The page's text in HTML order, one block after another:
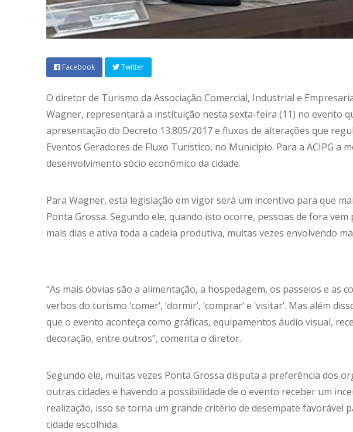
Facebook Twitter
O diretor de Turismo da Associação Comercial, Industrial e
Wagner, representará a instituição nesta sexta-feira (11) no evento
apresentação do Decreto 13.805/2017 e fluxos de alterações que
Eventos Geradores de Fluxo Turístico, no Município. Para a ACIPG a
desenvolvimento sócio econômico da cidade.
Para Wagner, esta legislação em vigor será um incentivo para que
Ponta Grossa. Segundo ele, quando isto ocorre, pessoas de fora
mais dias e ativa toda a cadeia produtiva, muitas vezes envolvendo
“As mais óbvias são a alimentação, a hospedagem, os passeios e as
verbos do turismo ‘comer’, ‘dormir’, ‘comprar’ e ‘visitar’. Mas além
que o evento aconteça como gráficas, equipamentos áudio visual,
decoração, entre outros”, comenta o diretor.
Segundo ele, muitas vezes Ponta Grossa disputa a preferência dos
outras cidades e havendo a possibilidade de o evento receber um
realização, isso se torna um grande critério de desempate favorável
cidade escolhida.